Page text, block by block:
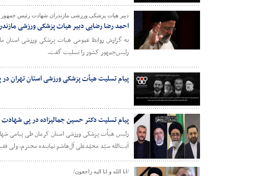
دبیر هیات پزشکی ورزشی مازندران شهادت رئیس
احمد رضا رضایی دبیر هیات پزشکی ورزشی
به گزارش روابط عمومی هیات پزشکی ورزشی استان
رئیس‌جمهور کشور را تسلیت گفت.
پیام تسلیت هیأت پزشکی ورزشی استان تهران
پیام تسلیت دکتر حسین جمالیزاده در پی
رئیس هیأت پزشکی ورزشی استان کرمان طی پیامی
آیت‌الله سیّد محمّدعلی آل‌هاشم نماینده محترم، ولی
/انا الله و انا الیه راجعون/